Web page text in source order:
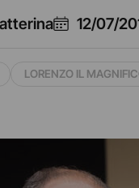
12/07/
LORENZO IL